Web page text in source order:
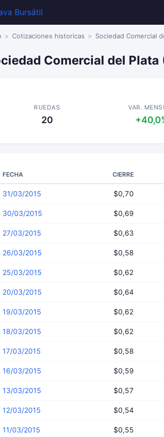
Cotizaciones historicas Sociedad Comercial
Comercial del
RUEDAS
20
VAR.
FECHA CIERRE
31/03/2015 $0,70
30/03/2015 $0,69
27/03/2015 $0,63
26/03/2015 $0,58
25/03/2015 $0,62
20/03/2015 $0,64
19/03/2015 $0,62
18/03/2015 $0,62
17/03/2015 $0,58
16/03/2015 $0,59
13/03/2015 $0,57
12/03/2015 $0,54
11/03/2015 $0,55